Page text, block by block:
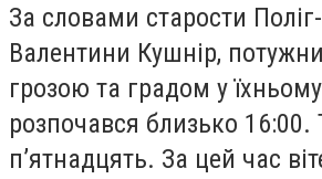
За словами старости
Валентини Кушнір,
грозою та градом у їхньому
розпочався близько
п’ятнадцять. За цей час